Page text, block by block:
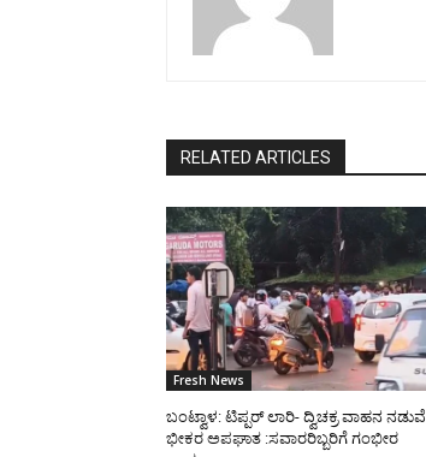
RELATED ARTICLES
Fresh News
ಬಂಟ್ವಾಳ: ಟಿಪ್ಪರ್ ಲಾರಿ- ದ್ವಿಚಕ್ರ ವಾಹನ ನಡುವೆ
ಭೀಕರ ಅಪಘಾತ :ಸವಾರರಿಬ್ಬರಿಗೆ ಗಂಭೀರ